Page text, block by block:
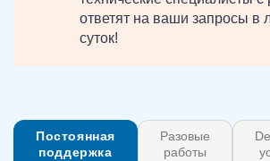
ответят на ваши запросы в
суток!
Постоянная
поддержка
Разовые
работы